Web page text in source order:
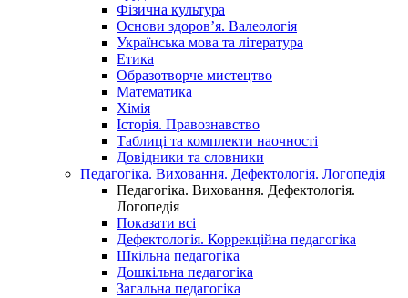
Фізична культура
Основи здоров’я. Валеологія
Українська мова та література
Етика
Образотворче мистецтво
Математика
Хімія
Історія. Правознавство
Таблиці та комплекти наочності
Довідники та словники
Педагогіка. Виховання. Дефектологія. Логопедія
Педагогіка. Виховання. Дефектологія.
Логопедія
Показати всі
Дефектологія. Коррекційна педагогіка
Шкільна педагогіка
Дошкільна педагогіка
Загальна педагогіка